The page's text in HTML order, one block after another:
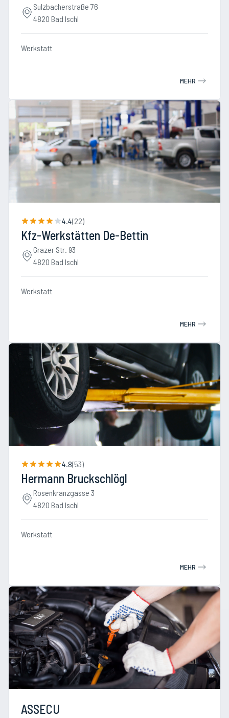
Sulzbacherstraße 76
4820 Bad Ischl
Werkstatt
MEHR
4.4(22)
Kfz-Werkstätten De-Bettin
Grazer Str. 93
4820 Bad Ischl
Werkstatt
MEHR
4.8(53)
Hermann Bruckschlögl
Rosenkranzgasse 3
4820 Bad Ischl
Werkstatt
MEHR
ASSECU